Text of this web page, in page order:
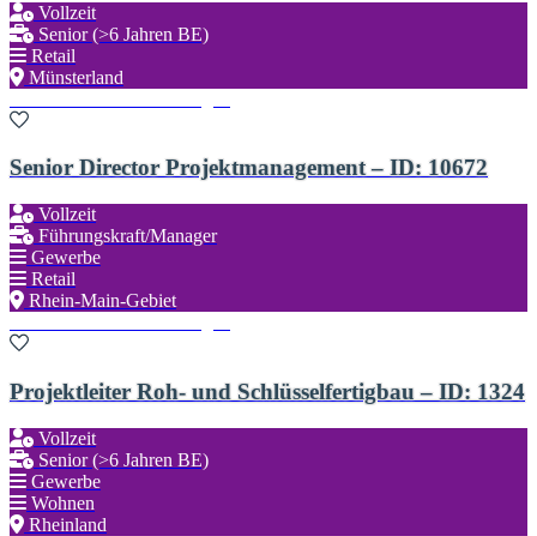
Vollzeit
Senior (>6 Jahren BE)
Retail
Münsterland
Senior Director Projektmanagement – ID: 10672
Vollzeit
Führungskraft/Manager
Gewerbe
Retail
Rhein-Main-Gebiet
Projektleiter Roh- und Schlüsselfertigbau – ID: 1324
Vollzeit
Senior (>6 Jahren BE)
Gewerbe
Wohnen
Rheinland